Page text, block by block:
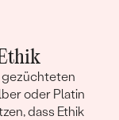
gezüchteten
oder Platin
dass Ethik